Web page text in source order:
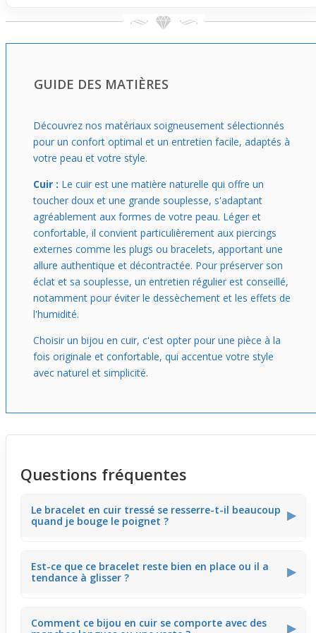
geste, captant discrètement la lumière pour apporter une
Si tu cherches un premier bracelet à ajouter à ta
collection, celui-ci est un excellent choix pour te
casual et naturel. Il se marie bien avec des tenues simples
comme un jean et un t-shirt ou une chemise légère.
Pratique à ajuster, il invite à être porté jour après jour
sans aucune contrainte, apportant une petite touche
stylée à ton quotidien sans effort.
GUIDE DES MATIÈRES
Découvrez nos matériaux soigneusement sélectionnés
pour un confort optimal et un entretien facile, adaptés à
votre peau et votre style.
Cuir : Le cuir est une matière naturelle qui offre un
toucher doux et une grande souplesse, s'adaptant
agréablement aux formes de votre peau. Léger et
confortable, il convient particulièrement aux piercings
externes comme les plugs ou bracelets, apportant une
allure authentique et décontractée. Pour préserver son
éclat et sa souplesse, un entretien régulier est conseillé,
notamment pour éviter le dessèchement et les effets de
l'humidité.
Choisir un bijou en cuir, c'est opter pour une pièce à la
fois originale et confortable, qui accentue votre style
avec naturel et simplicité.
Questions fréquentes
Le bracelet en cuir tressé se resserre-t-il beaucoup
quand je bouge le poignet ?
▶
naturellement les mouvements sans trop serrer. Cela
évite la sensation d’étouffement même lors d’une
Est-ce que ce bracelet reste bien en place ou il a
tendance à glisser ?
▶
légèreté, ce qui limite les glissements. Idéal quand on
Comment ce bijou en cuir se comporte avec des
▶